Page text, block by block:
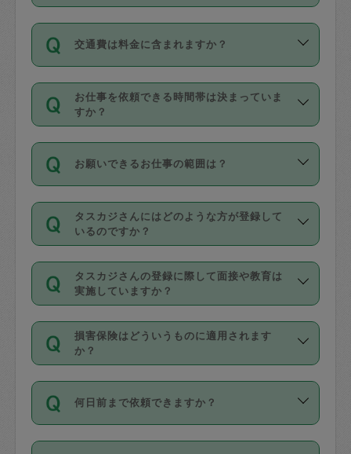
がっていく仕組みになっています。
Diners Club）のみとなります。
を行う際にご入力ください。プロフィー
ル登録時にはご入力いただかなくても大
丈夫です。
デビットカード・プリペイドカード（Vプ
リカ、au WALLETなど）は支払にはご利
銀行振込や現金払いも対応していませ
なお、タスカジさんの交通費も、依頼料
金のご請求と合わせてお支払いとなりま
動計算で表示されます。
依頼には「スポット」と「定期（毎週｜
隔週）」があり、「定期」の依頼は「ス
ポット」よりお得な料金でご利用できま
す。
定期の最低利用回数は設けていない代わ
りに、一定数を超えたキャンセルは有償
（例：毎週定期の場合は３回以上のキャ
ンセルが有償（1200円、隔週定期の場合
は２回以上のキャンセルが有償（1200
交通費は料金に含まれますか？
交通費は依頼料金とは別途発生し、依頼
料金のご請求と合わせてお支払いとなり
ます。交通費の金額は「依頼の詳細」に
お仕事を依頼できる時間帯は決まっていま
すか？
時間帯は3種類あります。いずれも１回あ
たり３時間です。
・ＡＭ ９時～１２時
・ＰＭ １３時～１６時
・夜 １８時～２１時
開始時間を２時間前後変更することが可
能です。依頼送信後、個別にタスカジさ
んにメッセージを送り調整してくださ
い。ただし、２時間を越えての調整はで
時間も被らない場合、損害保険の対象外
お願いできるお仕事の範囲は？
掃除、整理収納、洗濯、買い物、料理、
作り置きです。タスカジさんによってで
きる仕事の範囲が異なりますので、依頼
する前にタスカジさんのプロフィールで
確認してください。
基本的に、高所での作業や危険作業、屋
外での作業は対象外です。
タスカジさんにはどのような方が登録して
いるのですか？
主婦として長年の家事経験をお持ちの
方、栄養士・調理師といった資格者で保
育園や学校の給食やレストランで料理関
係の専門職に従事されていた方、日本で
すでにハウスキーパーや英語の先生とし
てお仕事をしているフィリピン出身の
社員など様々なバックグラウンドの方が
登録しています。
タスカジさんの登録に際して面接や教育は
実施していますか？
応募の際に、各自事務局との面接と説明
を行っています。その後、身分証明書の
写真提出をしていただいています。外国
確認しています。タスカジさんトレーニ
ング動画を使ったセルフトレーニングの
損害保険はどういうものに適用されます
か？
依頼者とタスカジさんとの間でタスカジ
を通して成立した作業時間内での作業に
適用されます。作業範囲は、掃除、洗
何日前まで依頼できますか？
ご依頼は、現在を起点に3日後（72時間